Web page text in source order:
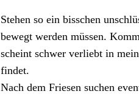
Stehen so ein bisschen
bewegt werden müssen.
scheint schwer verliebt in
findet.
Nach dem Friesen suchen